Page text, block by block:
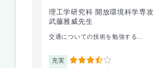
理工学研究科 開放環境科学専攻
武藤雅威先生
交通についての技術を勉強する...
充実 3.5